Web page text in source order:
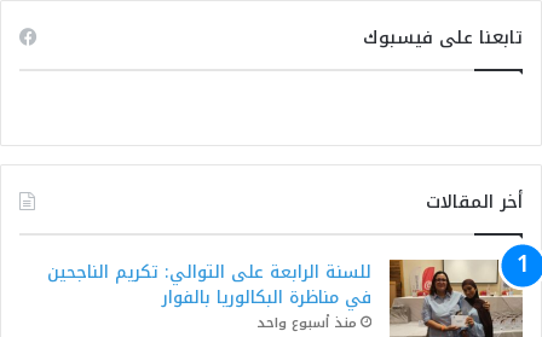
تابعنا على فيسبوك
أخر المقالات
للسنة الرابعة على التوالي: تكريم الناجحين
في مناظرة البكالوريا بالفوار
منذ أسبوع واحد